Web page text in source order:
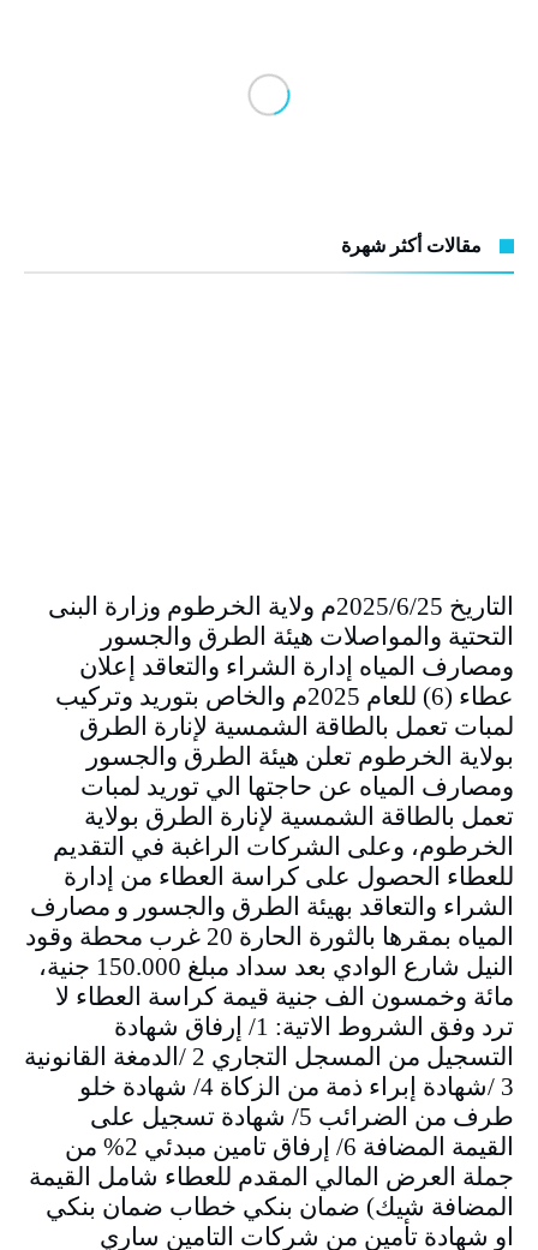
مقالات أكثر شهرة
التاريخ 2025/6/25م ولاية الخرطوم وزارة البنى
التحتية والمواصلات هيئة الطرق والجسور
ومصارف المياه إدارة الشراء والتعاقد إعلان
عطاء (6) للعام 2025م والخاص بتوريد وتركيب
لمبات تعمل بالطاقة الشمسية لإنارة الطرق
بولاية الخرطوم تعلن هيئة الطرق والجسور
ومصارف المياه عن حاجتها الي توريد لمبات
تعمل بالطاقة الشمسية لإنارة الطرق بولاية
الخرطوم، وعلى الشركات الراغبة في التقديم
للعطاء الحصول على كراسة العطاء من إدارة
الشراء والتعاقد بهيئة الطرق والجسور و مصارف
المياه بمقرها بالثورة الحارة 20 غرب محطة وقود
النيل شارع الوادي بعد سداد مبلغ 150.000 جنية،
مائة وخمسون الف جنية قيمة كراسة العطاء لا
ترد وفق الشروط الاتية: 1/ إرفاق شهادة
التسجيل من المسجل التجاري 2 /الدمغة القانونية
3 /شهادة إبراء ذمة من الزكاة 4/ شهادة خلو
طرف من الضرائب 5/ شهادة تسجيل على
القيمة المضافة 6/ إرفاق تامين مبدئي 2% من
جملة العرض المالي المقدم للعطاء شامل القيمة
المضافة شيك) ضمان بنكي خطاب ضمان بنكي
او شهادة تأمين من شركات التامين ساري